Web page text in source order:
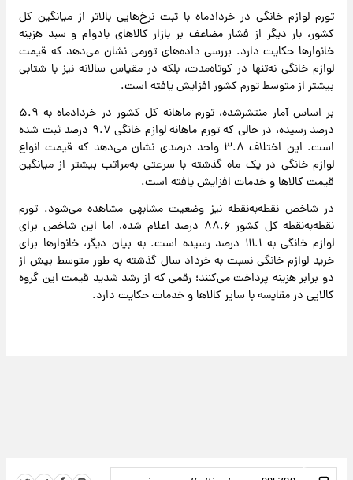
تورم لوازم خانگی در خردادماه با ثبت نرخ‌هایی بالاتر از میانگین کل
کشور، بار دیگر از فشار مضاعف بر بازار کالاهای بادوام و سبد هزینه
خانوارها حکایت دارد. بررسی داده‌های تورمی نشان می‌دهد که قیمت
لوازم خانگی نه‌تنها در کوتاه‌مدت، بلکه در مقیاس سالانه نیز با شتابی
بیشتر از متوسط تورم کشور افزایش یافته است.
بر اساس آمار منتشرشده، تورم ماهانه کل کشور در خردادماه به ۵.۹
درصد رسیده، در حالی که تورم ماهانه لوازم خانگی ۹.۷ درصد ثبت شده
است. این اختلاف ۳.۸ واحد درصدی نشان می‌دهد که قیمت انواع
لوازم خانگی در یک ماه گذشته با سرعتی به‌مراتب بیشتر از میانگین
قیمت کالاها و خدمات افزایش یافته است.
در شاخص نقطه‌به‌نقطه نیز وضعیت مشابهی مشاهده می‌شود. تورم
نقطه‌به‌نقطه کل کشور ۸۸.۶ درصد اعلام شده، اما این شاخص برای
لوازم خانگی به ۱۱۱.۱ درصد رسیده است. به بیان دیگر، خانوارها برای
خرید لوازم خانگی نسبت به خرداد سال گذشته به طور متوسط بیش از
دو برابر هزینه پرداخت می‌کنند؛ رقمی که از رشد شدید قیمت این گروه
کالایی در مقایسه با سایر کالاها و خدمات حکایت دارد.